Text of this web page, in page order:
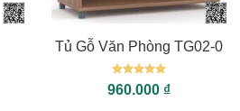
Tủ Gỗ Văn Phòng TG02-0
Được xếp
hạng55
960.000 ₫